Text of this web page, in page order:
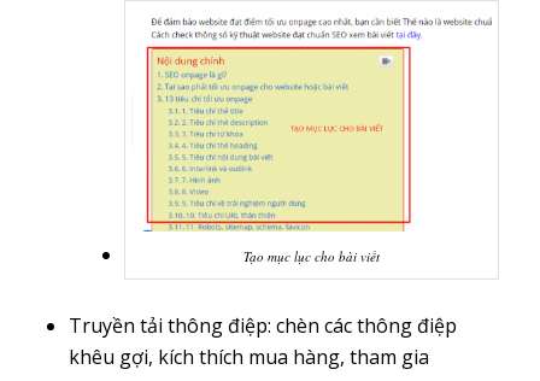
Tạo mục lục cho bài viết
Truyền tải thông điệp: chèn các thông điệp
khêu gợi, kích thích mua hàng, tham gia